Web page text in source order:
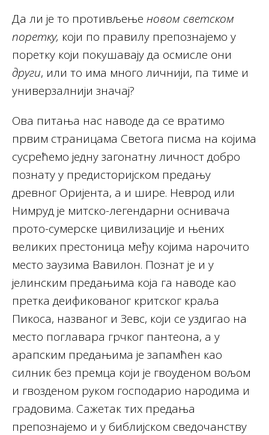
Да ли је то противљење новом светском
поретку, који по правилу препознајемо у
поретку који покушавају да осмисле они
други, или то има много личнији, па тиме и
универзалнији значај?
Ова питања нас наводе да се вратимо
првим страницама Светога писма на којима
сусрећемо једну загонатну личност добро
познату у предисторијском предању
древног Оријента, а и шире. Неврод или
Нимруд је митско-легендарни оснивача
прото-сумерске цивилизације и њених
великих престоница међу којима нарочито
место заузима Вавилон. Познат је и у
јелинским предањима која га наводе као
претка деификованог критског краља
Пикоса, названог и Зевс, који се уздигао на
место поглавара грчког пантеона, а у
арапским предањима је запамћен као
силник без премца који је гвоуденом вољом
и гвозденом руком господарио народима и
градовима. Сажетак тих предања
препознајемо и у библијском сведочанству